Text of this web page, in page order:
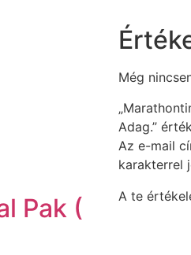
Pak (
Még
Adag.”
Az e-mail
karakterrel
A te